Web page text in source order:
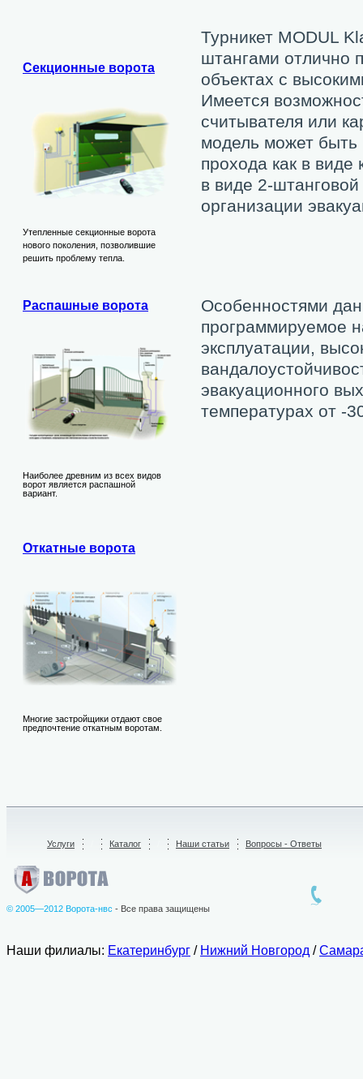
Секционные ворота
Утепленные секционные ворота
нового поколения, позволившие
решить проблему тепла.
Распашные ворота
Наиболее древним из всех видов
ворот является распашной
вариант.
Откатные ворота
Многие застройщики отдают свое
предпочтение откатным воротам.
Турникет MODUL
штангами отлично
объектах с
Имеется
считывателя или
модель может быть
прохода как в виде
в виде 2-
организации
Особенностями
программируемое
эксплуатации,
эвакуационного
температурах от -
Услуги Каталог Наши статьи Вопросы - Ответы
© 2005—2012 Ворота-нвс - Все права защищены
Наши филиалы: Екатеринбург / Нижний Новгород /